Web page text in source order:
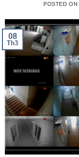
POSTED ON
08
Th3